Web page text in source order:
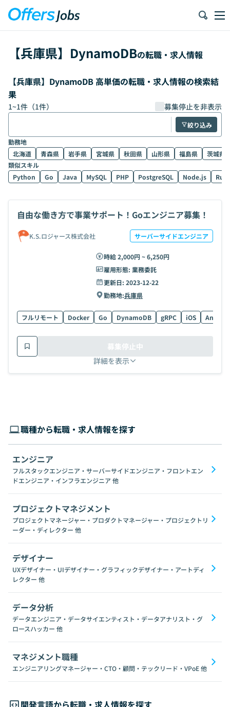
【兵庫県】 DynamoDBの転職・求人情報
【兵庫県】DynamoDB 高単価の転職・求人情報の検索結
果
1~1件（1件） 募集停止を非表示
絞り込み
勤務地
北海道
青森県 岩手県 宮城県 秋田県 山形県 福島県
茨城県
類似スキル
Python
Go Java MySQL PHP PostgreSQL Node.js
自由な働き方で事業サポート！Goエンジニア募集！
K.S.ロジャース株式会社 サーバーサイドエンジニア
時給 2,000円 ~ 6,250円
雇用形態: 業務委託
更新日: 2023-12-22
勤務地:兵庫県
フルリモート Docker Go DynamoDB gRPC iOS Android
詳細を表示
募集停止中
職種から転職・求人情報を探す
エンジニア
フルスタックエンジニア・サーバーサイドエンジニア・フロントエン
ドエンジニア・インフラエンジニア 他
プロジェクトマネジメント
プロジェクトマネージャー・プロダクトマネージャー・プロジェクトリ
ーダー・ディレクター 他
デザイナー
UXデザイナー・UIデザイナー・グラフィックデザイナー・アートディ
レクター 他
データ分析
データエンジニア・データサイエンティスト・データアナリスト・グ
ロースハッカー 他
マネジメント職種
エンジニアリングマネージャー・CTO・顧問・テックリード・VPoE他
開発言語から転職・求人情報を探す